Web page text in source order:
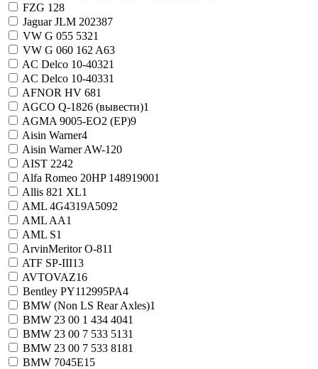
FZG 128
Jaguar JLM 202387
VW G 055 5321
VW G 060 162 A63
AC Delco 10-40321
AC Delco 10-40331
AFNOR HV 681
AGCO Q-1826 (вывести)1
AGMA 9005-EO2 (EP)9
Aisin Warner4
Aisin Warner AW-1 20
AIST 2242
Alfa Romeo 20HP 148919001
Allis 821 XL1
AML 4G4319A5092
AML AA1
AML S1
ArvinMeritor O-811
ATF SP-III13
AVTOVAZ16
Bentley PY112995PA4
BMW (Non LS Rear Axles)1
BMW 23 00 1 434 4041
BMW 23 00 7 533 5131
BMW 23 00 7 533 8181
BMW 7045E15